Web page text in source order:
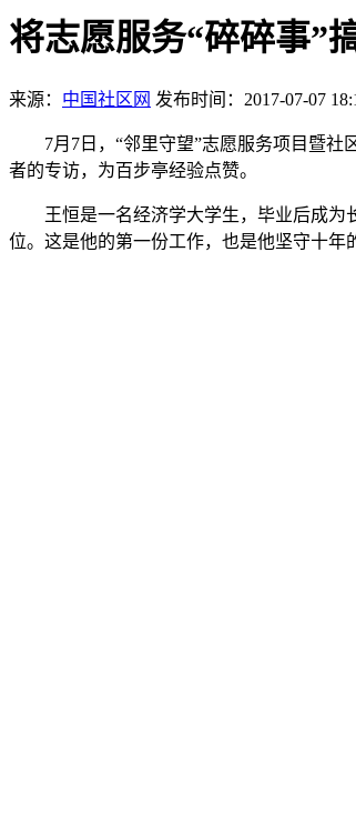
将志愿服务“碎碎事”
来源： 中国社区网 发布时间：2017-07-07
7月7日，“邻里守望”志愿服务项目暨社
者的专访，为百步亭经验点赞。
王恒是一名经济学大学生，毕业后成为长
位。这是他的第一份工作，也是他坚守十年